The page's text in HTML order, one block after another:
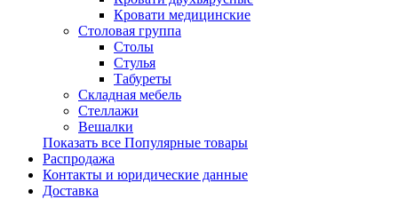
Кровати медицинские
Столовая группа
Столы
Стулья
Табуреты
Складная мебель
Стеллажи
Вешалки
Показать все Популярные товары
Распродажа
Контакты и юридические данные
Доставка